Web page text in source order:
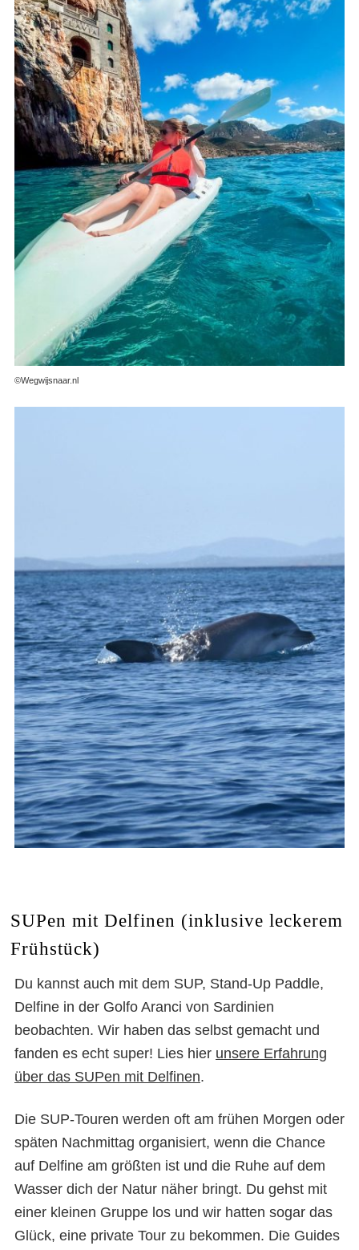
Delfinbeobachtung auf
Sardinien
©Wegwijsnaar.nl
SUPen mit Delfinen (inklusive leckerem
Frühstück)
Du kannst auch mit dem SUP, Stand-Up Paddle,
Delfine in der Golfo Aranci von Sardinien
beobachten. Wir haben das selbst gemacht und
fanden es echt super! Lies hier unsere Erfahrung
über das SUPen mit Delfinen.
Die SUP-Touren werden oft am frühen Morgen oder
späten Nachmittag organisiert, wenn die Chance
auf Delfine am größten ist und die Ruhe auf dem
Wasser dich der Natur näher bringt. Du gehst mit
einer kleinen Gruppe los und wir hatten sogar das
Glück, eine private Tour zu bekommen. Die Guides